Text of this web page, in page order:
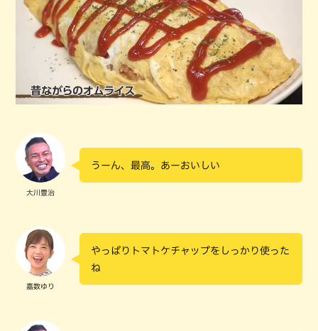
大川豊治
うーん、最高。あーおいしい
嘉数ゆり
やっぱりトマトケチャップをしっかり使った
ね